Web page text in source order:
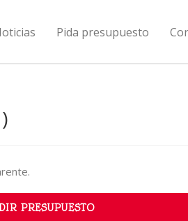
Pida presupuesto
PRESUPUESTO